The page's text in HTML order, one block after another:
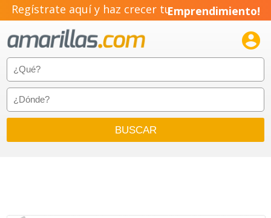
Regístrate aquí y haz crecer tuEmprendimiento!
